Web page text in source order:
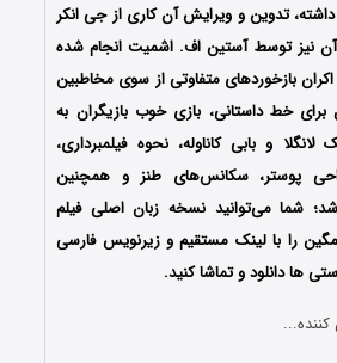
تدوین و ویرایش آن کاری از جی انکر
آن نیز توسط آستین اف. اشمیت انجام شده
بازخوردهای متفاوتی از سوی مخاطبین
برای خط داستانی، بازی خوب بازیگران به
لانگلا و بابی کاناوله، نحوه فیلمبرداری،
پوستر، سکانس‌های طنز و همچنین
شما می‌توانید نسخه زبان اصلی فیلم
را با ‌لینک مستقیم و زیرنویس فارسی
ها دانلود و تماشا کنید.